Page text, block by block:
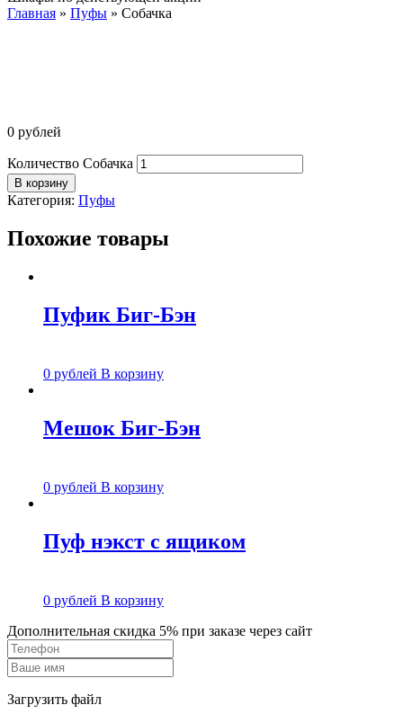
Главная » Пуфы » Собачка
0 рублей
Количество Собачка
В корзину
Категория: Пуфы
Похожие товары
Пуфик Биг-Бэн
0 рублей В корзину
Мешок Биг-Бэн
0 рублей В корзину
Пуф нэкст с ящиком
0 рублей В корзину
Дополнительная скидка 5% при заказе через сайт
Загрузить файл